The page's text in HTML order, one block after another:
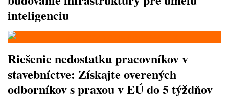
inteligenciu
Riešenie nedostatku pracovníkov v
stavebníctve: Získajte overených
odborníkov s praxou v EÚ do 5 týždňov